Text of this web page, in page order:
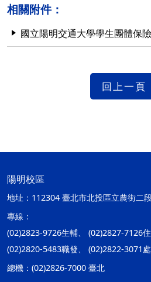
相關附件：
國立陽明交通大學學生團體保
回上一頁
陽明校區
地址： 112304 臺北市北投區立農街二
專線：
(02)2823-9726生輔、 (02)2827-7126
(02)2820-5483職發、 (02)2822-3071
總機： (02)2826-7000 臺北